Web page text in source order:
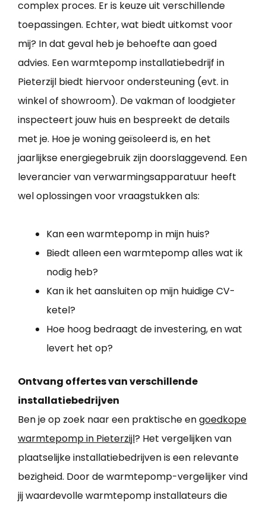
complex proces. Er is keuze uit verschillende
toepassingen. Echter, wat biedt uitkomst voor
mij? In dat geval heb je behoefte aan goed
advies. Een warmtepomp installatiebedrijf in
Pieterzijl biedt hiervoor ondersteuning (evt. in
winkel of showroom). De vakman of loodgieter
inspecteert jouw huis en bespreekt de details
met je. Hoe je woning geïsoleerd is, en het
jaarlijkse energiegebruik zijn doorslaggevend. Een
leverancier van verwarmingsapparatuur heeft
wel oplossingen voor vraagstukken als:
Kan een warmtepomp in mijn huis?
Biedt alleen een warmtepomp alles wat ik
nodig heb?
Kan ik het aansluiten op mijn huidige CV-
ketel?
Hoe hoog bedraagt de investering, en wat
levert het op?
Ontvang offertes van verschillende
installatiebedrijven
Ben je op zoek naar een praktische engoedkope
warmtepomp in Pieterzijl? Het vergelijken van
plaatselijke installatiebedrijven is een relevante
bezigheid. Door de warmtepomp-vergelijker vind
jij waardevolle warmtepomp installateurs die